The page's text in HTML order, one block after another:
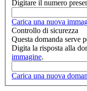
Digitare il numero
Carica una nuova
Controllo di sicurezza
Questa domanda serve
Digita la risposta alla
immagine.
Carica una nuova